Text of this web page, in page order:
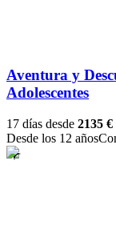
Aventura y
Adolescentes
17 días desde 2135 €
Desde los 12 años